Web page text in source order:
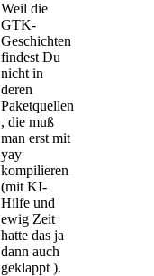
Weil die
GTK-
Geschichten
findest Du
nicht in
deren
Paketquellen
, die muß
man erst mit
yay
kompilieren
(mit KI-
Hilfe und
ewig Zeit
hatte das ja
dann auch
geklappt ).